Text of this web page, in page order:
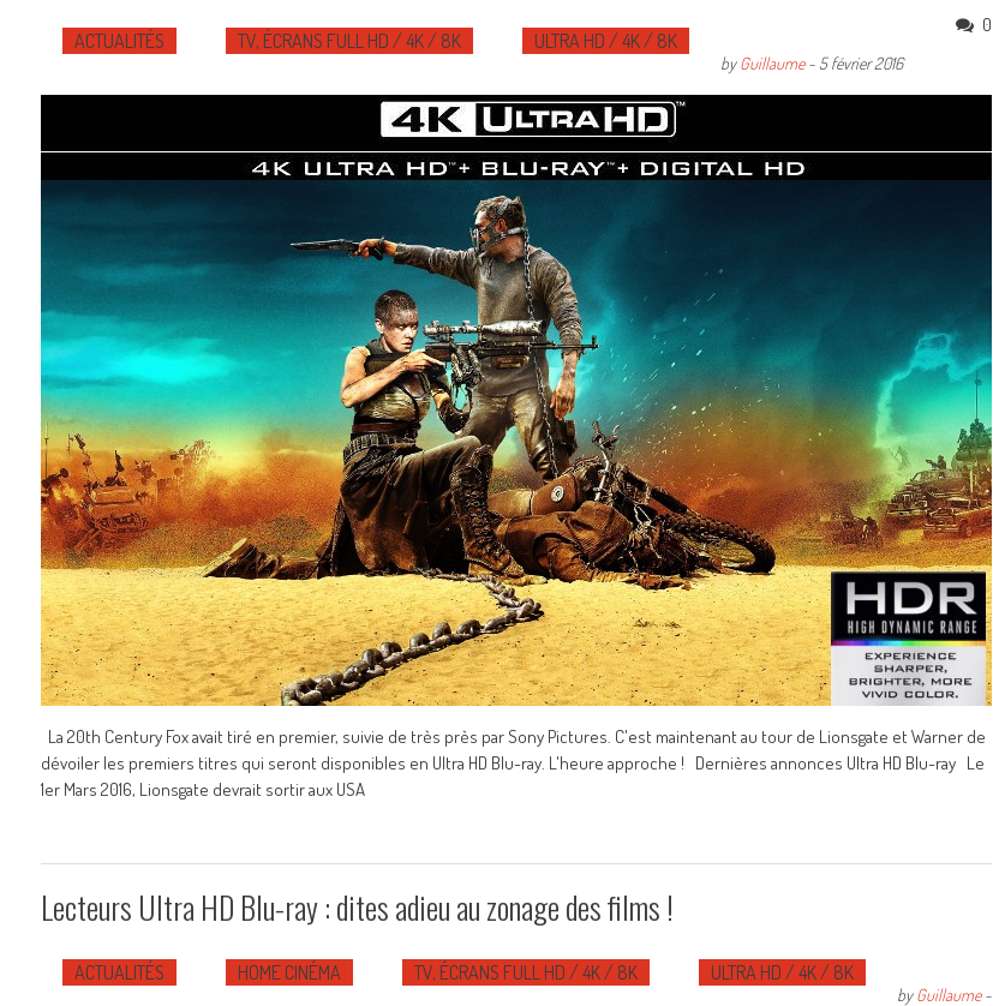
ACTUALITÉS TV, ÉCRANS FULL HD / 4K / 8K ULTRA HD / 4K / 8K
byGuillaume- 5 février 2016
0
La 20th Century Fox avait tiré en premier, suivie de très près par Sony Pictures. C'est maintenant au tour de Lionsgate et Warner de
dévoiler les premiers titres qui seront disponibles en Ultra HD Blu-ray. L'heure approche ! Dernières annonces Ultra HD Blu-ray Le
1er Mars 2016, Lionsgate devrait sortir aux USA
Lecteurs Ultra HD Blu-ray : dites adieu au zonage des films !
ACTUALITÉS HOME CINÉMA TV, ÉCRANS FULL HD / 4K / 8K ULTRA HD / 4K / 8K
byGuillaume-